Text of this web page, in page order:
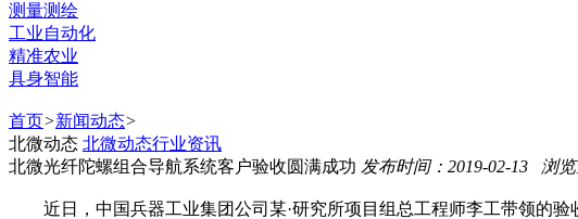
测量测绘
工业自动化
精准农业
具身智能
首页>新闻动态>
北微动态 北微动态行业资讯
北微光纤陀螺组合导航系统客户验收圆满成功 发布时间：2019-02-13 浏
近日，中国兵器工业集团公司某·研究所项目组总工程师李工带领的